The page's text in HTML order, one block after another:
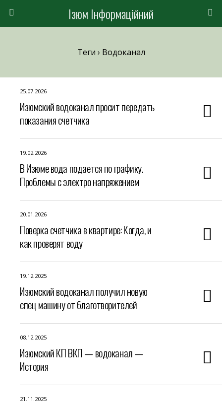
Ізюм Інформаційний
Теги › Водоканал
25.07.2026
Изюмский водоканал просит передать
показания счетчика
19.02.2026
В Изюме вода подается по графику.
Проблемы с электро напряжением
20.01.2026
Поверка счетчика в квартире: Когда, и
как проверят воду
19.12.2025
Изюмский водоканал получил новую
спец машину от благотворителей
08.12.2025
Изюмский КП ВКП — водоканал —
История
21.11.2025